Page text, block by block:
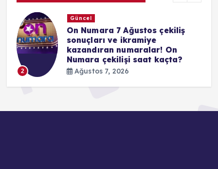
Güncel
On Numara 7 Ağustos çekiliş
sonuçları ve ikramiye
kazandıran numaralar! On
Numara çekilişi saat kaçta?
Ağustos 7, 2026